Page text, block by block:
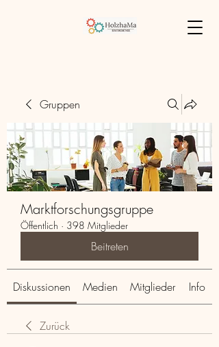
Gruppen
Marktforschungsgruppe
Öffentlich · 398 Mitglieder
Beitreten
Diskussionen Medien Mitglieder Info
Zurück